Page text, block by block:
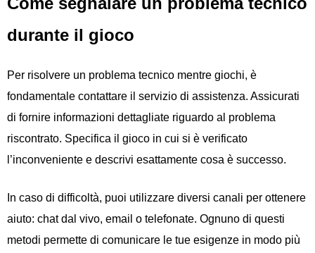
durante il gioco
Per risolvere un problema tecnico mentre giochi, è
fondamentale contattare il servizio di assistenza. Assicurati
di fornire informazioni dettagliate riguardo al problema
riscontrato. Specifica il gioco in cui si è verificato
l’inconveniente e descrivi esattamente cosa è successo.
In caso di difficoltà, puoi utilizzare diversi canali per ottenere
aiuto: chat dal vivo, email o telefonate. Ognuno di questi
metodi permette di comunicare le tue esigenze in modo più